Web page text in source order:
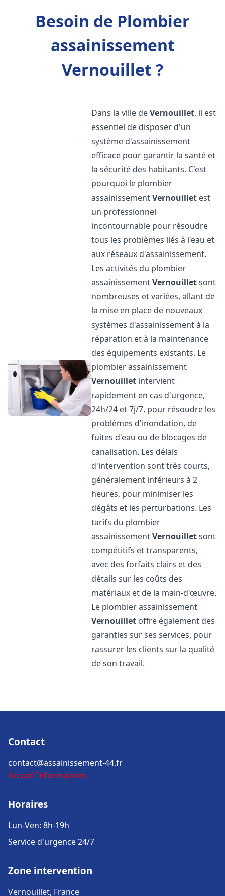
Besoin de Plombier
assainissement
Vernouillet ?
Dans la ville deVernouillet, il est
essentiel de disposer d'un
système d'assainissement
efficace pour garantir la santé et
la sécurité des habitants. C'est
pourquoi le plombier
assainissementVernouillet est
un professionnel
incontournable pour résoudre
tous les problèmes liés à l'eau et
aux réseaux d'assainissement.
Les activités du plombier
assainissementVernouilletsont
nombreuses et variées, allant de
la mise en place de nouveaux
systèmes d'assainissement à la
réparation et à la maintenance
des équipements existants. Le
plombier assainissement
Vernouillet intervient
rapidement en cas d'urgence,
24h/24 et 7j/7, pour résoudre les
problèmes d'inondation, de
fuites d'eau ou de blocages de
canalisation. Les délais
d'intervention sont très courts,
généralement inférieurs à 2
heures, pour minimiser les
dégâts et les perturbations. Les
tarifs du plombier
assainissementVernouilletsont
compétitifs et transparents,
avec des forfaits clairs et des
détails sur les coûts des
matériaux et de la main-d'œuvre.
Le plombier assainissement
Vernouillet offre également des
garanties sur ses services, pour
rassurer les clients sur la qualité
de son travail.
Contact
contact@assainissement-44.fr
Accueil Informations
Horaires
Lun-Ven: 8h-19h
Service d'urgence 24/7
Zone intervention
Vernouillet, France